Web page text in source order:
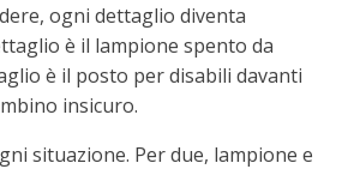
ogni dettaglio diventa
è il lampione spento da
è il posto per disabili davanti
insicuro.
situazione. Per due, lampione e